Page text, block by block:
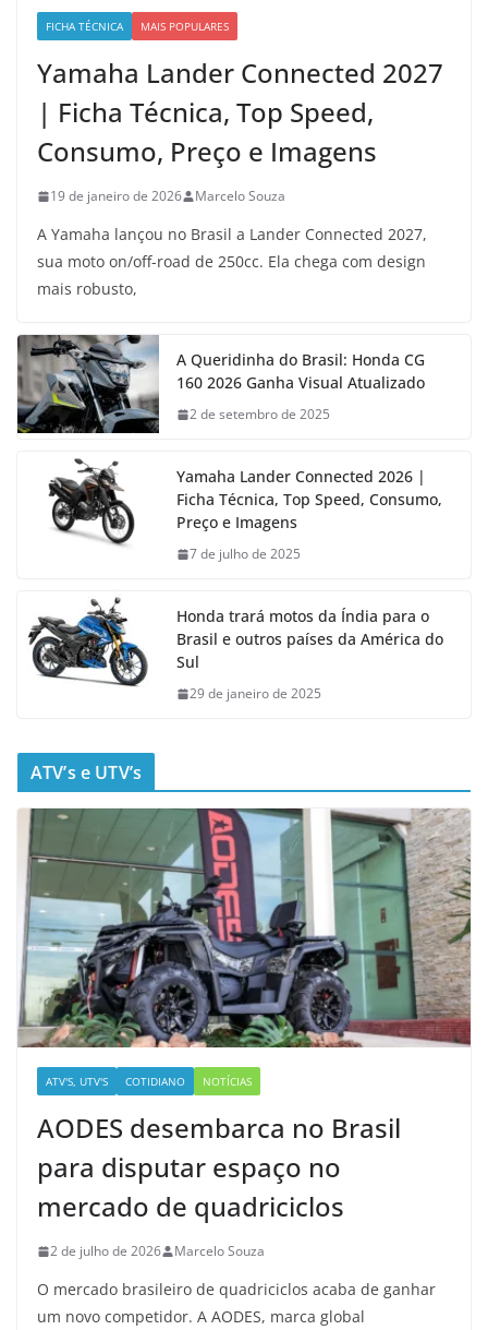
FICHA TÉCNICA MAIS POPULARES
Yamaha Lander Connected 2027
| Ficha Técnica, Top Speed,
Consumo, Preço e Imagens
19 de janeiro de 2026 Marcelo Souza
A Yamaha lançou no Brasil a Lander Connected 2027,
sua moto on/off-road de 250cc. Ela chega com design
mais robusto,
A Queridinha do Brasil: Honda CG
160 2026 Ganha Visual Atualizado
2 de setembro de 2025
Yamaha Lander Connected 2026 |
Ficha Técnica, Top Speed, Consumo,
Preço e Imagens
7 de julho de 2025
Honda trará motos da Índia para o
Brasil e outros países da América do
Sul
29 de janeiro de 2025
ATV’s e UTV’s
ATV'S, UTV'S COTIDIANO NOTÍCIAS
AODES desembarca no Brasil
para disputar espaço no
mercado de quadriciclos
2 de julho de 2026 Marcelo Souza
O mercado brasileiro de quadriciclos acaba de ganhar
um novo competidor. A AODES, marca global